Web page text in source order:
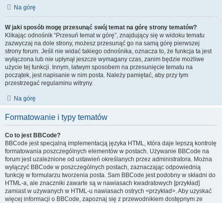
Na górę
W jaki sposób mogę przesunąć swój temat na górę strony tematów?
Klikając odnośnik “Przesuń temat w górę”, znajdujący się w widoku tematu
zazwyczaj na dole strony, możesz przesunąć go na samą górę pierwszej
strony forum. Jeśli nie widać takiego odnośnika, oznacza to, że funkcja ta jest
wyłączona lub nie upłynął jeszcze wymagany czas, zanim będzie możliwe
użycie tej funkcji. Innym, łatwym sposobem na przesunięcie tematu na
początek, jest napisanie w nim posta. Należy pamiętać, aby przy tym
przestrzegać regulaminu witryny.
Na górę
Formatowanie i typy tematów
Co to jest BBCode?
BBCode jest specjalną implementacją języka HTML, która daje lepszą kontrolę
formatowania poszczególnych elementów w postach. Używanie BBCode na
forum jest uzależnione od ustawień określanych przez administratora. Można
wyłączyć BBCode w poszczególnych postach, zaznaczając odpowiednią
funkcję w formularzu tworzenia posta. Sam BBCode jest podobny w składni do
HTML-a, ale znaczniki zawarte są w nawiasach kwadratowych [przykład]
zamiast w używanych w HTML-u nawiasach ostrych <przykład>. Aby uzyskać
więcej informacji o BBCode, zapoznaj się z przewodnikiem dostępnym ze